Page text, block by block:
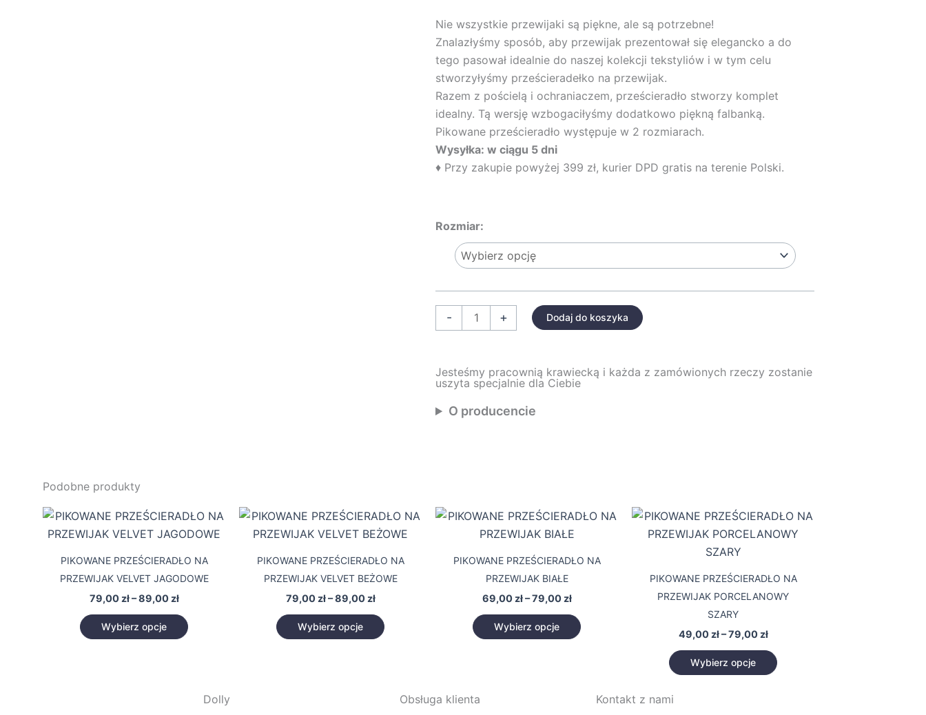
Nie wszystkie przewijaki są piękne, ale są potrzebne!
Znalazłyśmy sposób, aby przewijak prezentował się elegancko a do
tego pasował idealnie do naszej kolekcji tekstyliów i w tym celu
stworzyłyśmy prześcieradełko na przewijak.
Razem z pościelą i ochraniaczem, prześcieradło stworzy komplet
idealny. Tą wersję wzbogaciłyśmy dodatkowo piękną falbanką.
Pikowane prześcieradło występuje w 2 rozmiarach.
Wysyłka: w ciągu 5 dni
♦ Przy zakupie powyżej 399 zł, kurier DPD gratis na terenie Polski.
Rozmiar:
-
PRZEŚCIERADŁO
PRZEWIJAK
Z
FALBANKĄ
+ Dodaj do koszyka
Jesteśmy pracownią krawiecką i każda z zamówionych rzeczy zostanie
uszyta specjalnie dla Ciebie
O producencie
Podobne produkty
PIKOWANE PRZEŚCIERADŁO NA
PRZEWIJAK VELVET JAGODOWE
79,00 zł – 89,00 zł
Zakres
od
do
89,00 zł
Wybierz opcje
Ten
produkt
można
produktu
PIKOWANE PRZEŚCIERADŁO NA
PRZEWIJAK VELVET BEŻOWE
79,00 zł – 89,00 zł
Zakres
od
do
89,00 zł
Wybierz opcje
Ten
produkt
można
produktu
PIKOWANE PRZEŚCIERADŁO NA
PRZEWIJAK BIAŁE
69,00 zł – 79,00 zł
Zakres
od
do
Wybierz opcje
Ten
można
produktu
PIKOWANE PRZEŚCIERADŁO NA
PRZEWIJAK PORCELANOWY
SZARY
49,00 zł – 79,00 zł
Zakres
od
79,00 zł
Wybierz opcje
Ten
produkt
na
Dolly Obsługa klienta Kontakt z nami